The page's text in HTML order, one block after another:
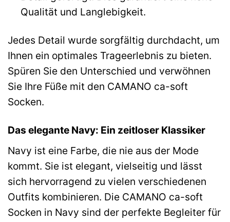
Qualität und Langlebigkeit.
Jedes Detail wurde sorgfältig durchdacht, um
Ihnen ein optimales Trageerlebnis zu bieten.
Spüren Sie den Unterschied und verwöhnen
Sie Ihre Füße mit den CAMANO ca-soft
Socken.
Das elegante Navy: Ein zeitloser Klassiker
Navy ist eine Farbe, die nie aus der Mode
kommt. Sie ist elegant, vielseitig und lässt
sich hervorragend zu vielen verschiedenen
Outfits kombinieren. Die CAMANO ca-soft
Socken in Navy sind der perfekte Begleiter für